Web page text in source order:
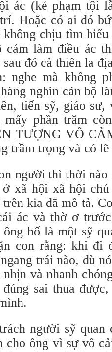
ác (kẻ phạm tội
Hoặc có ai đó
chịu tìm
cảm làm điều ác
sau đó cả thiên la
nghe mà không
nghìn cán bộ
tiến sỹ, giáo
phần trăm
TƯỢNG VÔ
trầm trọng và có
người thì thời
xã hội xã hội
kia đã mô tả.
ác và thờ ơ
bố là một sỹ
con rằng: khi đi
trái nào, dù
và nhanh
sai thua
người sỹ quan
cho ông vì sự vô